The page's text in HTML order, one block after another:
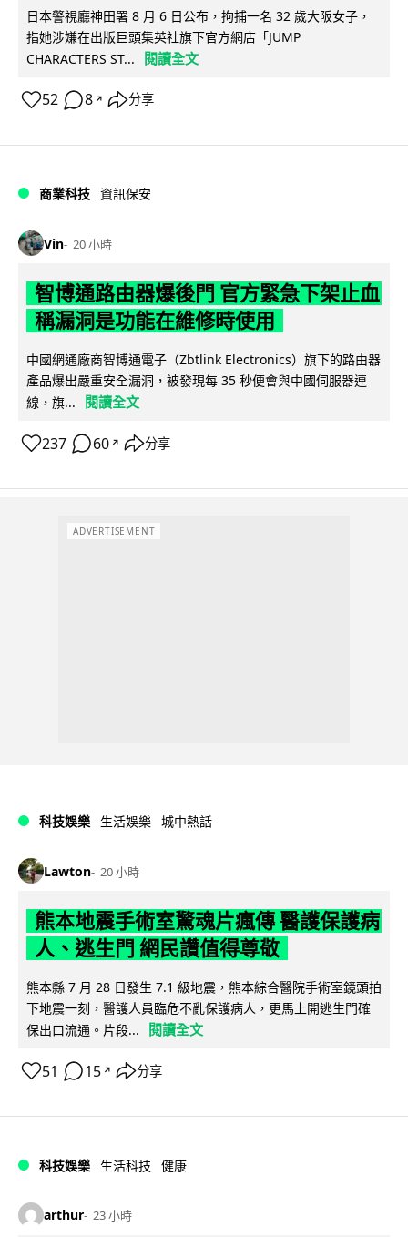
日本警視廳神田署 8 月 6 日公布，拘捕一名 32 歲大阪女子，
指她涉嫌在出版巨頭集英社旗下官方網店「JUMP
CHARACTERS ST...
閱讀全文
52 8 ↗ 分享
商業科技 資訊保安
Vin 20 小時
智博通路由器爆後門 官方緊急下架止血
稱漏洞是功能在維修時使用
中國網通廠商智博通電子（Zbtlink Electronics）旗下的路由器
產品爆出嚴重安全漏洞，被發現每 35 秒便會與中國伺服器連
線，旗...
閱讀全文
237 60 ↗ 分享
ADVERTISEMENT
科技娛樂 生活娛樂 城中熱話
Lawton 20 小時
熊本地震手術室驚魂片瘋傳 醫護保護病
人、逃生門 網民讚值得尊敬
熊本縣 7 月 28 日發生 7.1 級地震，熊本綜合醫院手術室鏡頭拍
下地震一刻，醫護人員臨危不亂保護病人，更馬上開逃生門確
保出口流通。片段...
閱讀全文
51 15 ↗ 分享
科技娛樂 生活科技 健康
arthur 23 小時